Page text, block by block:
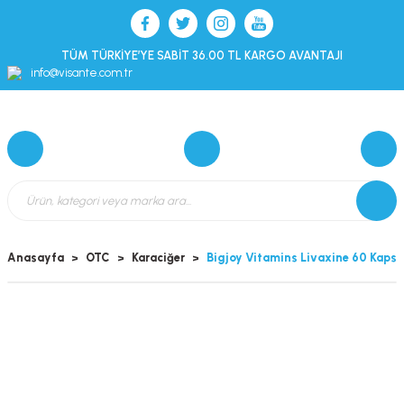
TÜM TÜRKİYE’YE SABİT 36.00 TL KARGO AVANTAJI
info@visante.com.tr
Anasayfa OTC Karaciğer Bigjoy Vitamins Livaxine 60